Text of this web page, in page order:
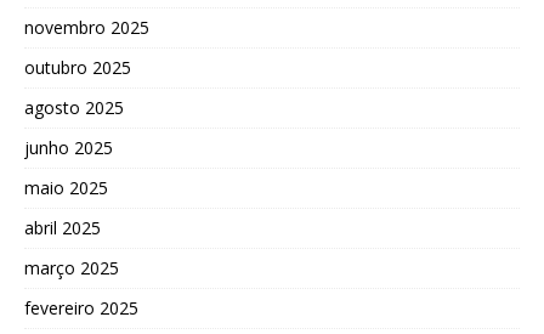
novembro 2025
outubro 2025
agosto 2025
junho 2025
maio 2025
abril 2025
março 2025
fevereiro 2025